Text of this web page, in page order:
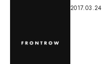
2017.03.24